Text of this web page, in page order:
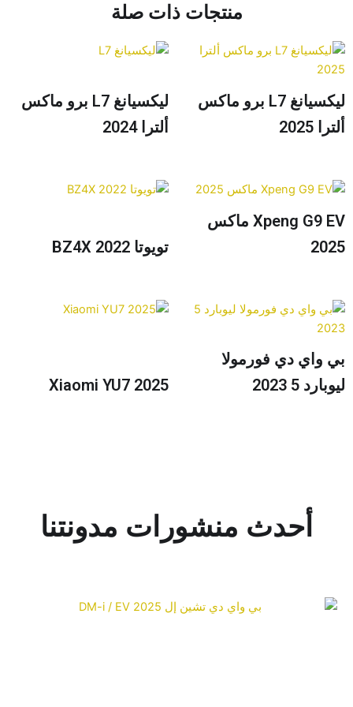
منتجات ذات صلة
ليكسيانغ L7 برو ماكس
2025
ليكسيانغ L7 برو ماكس
ألترا 2024
Xpeng G9 EV ماكس
تويوتا BZ4X 2022
واي دي فورمولا
5 2023
Xiaomi YU7 2025
أحدث منشورات مدونتنا